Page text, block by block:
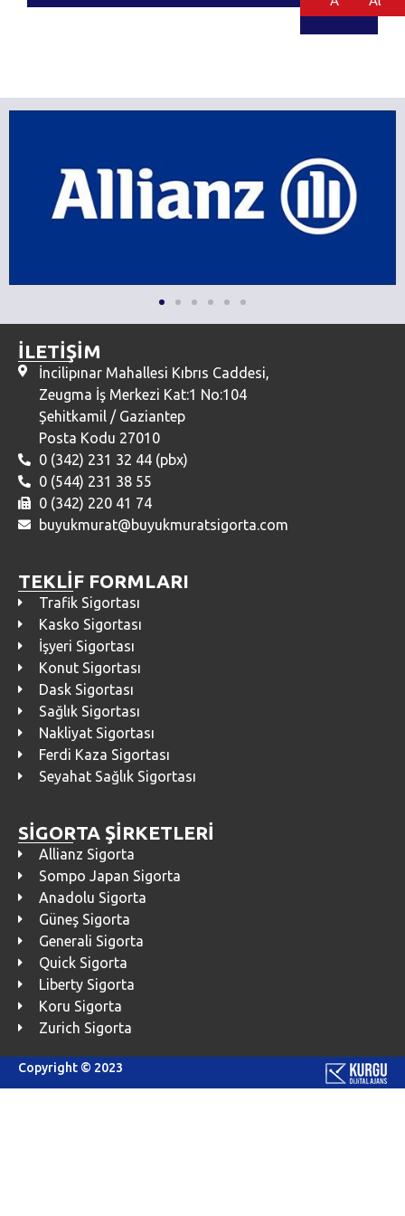
İLETİŞİM
İncilipınar Mahallesi Kıbrıs Caddesi,
Zeugma İş Merkezi Kat:1 No:104
Şehitkamil / Gaziantep
Posta Kodu 27010
0 (342) 231 32 44 (pbx)
0 (544) 231 38 55
0 (342) 220 41 74
buyukmurat@buyukmuratsigorta.com
TEKLİF FORMLARI
Trafik Sigortası
Kasko Sigortası
İşyeri Sigortası
Konut Sigortası
Dask Sigortası
Sağlık Sigortası
Nakliyat Sigortası
Ferdi Kaza Sigortası
Seyahat Sağlık Sigortası
SİGORTA ŞİRKETLERİ
Allianz Sigorta
Sompo Japan Sigorta
Anadolu Sigorta
Güneş Sigorta
Generali Sigorta
Quick Sigorta
Liberty Sigorta
Koru Sigorta
Zurich Sigorta
Copyright © 2023